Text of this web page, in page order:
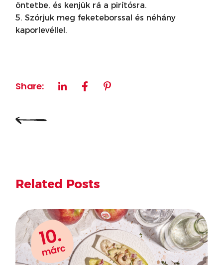
öntetbe, és kenjük rá a pirítósra.
Szórjuk meg feketeborssal és néhány
kaporlevéllel.
Share:
Related Posts
10.
márc